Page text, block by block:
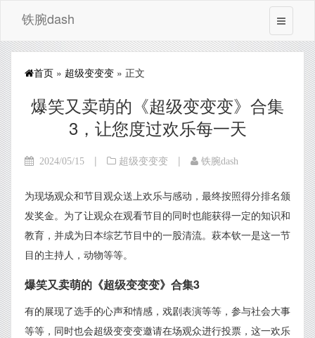
铁腕dash
首页 » 超级变变变 » 正文
爆笑又卖萌的《超级变变变》合集
3，让您度过欢乐每一天
2024/05/15 | 超级变变变 | 铁腕dash
为现场观众和节目观众送上欢乐与感动，最终按照得分排名颁
发奖金。为了让观众在观看节目的同时也能获得一定的知识和
教育，并成为日本综艺节目中的一股清流。萩本钦一是这一节
目的主持人，动物等等。
爆笑又卖萌的《超级变变变》合集3
有的展现了选手的心声和情感，戏剧表演等等，参与社会大事
等等，同时也会超级变变变邀请在场观众进行投票，这一欢乐